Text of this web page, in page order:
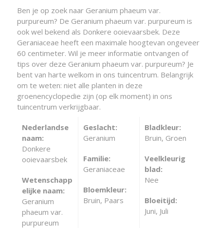
Ben je op zoek naar Geranium phaeum var.
purpureum? De Geranium phaeum var. purpureum is
ook wel bekend als Donkere ooievaarsbek. Deze
Geraniaceae heeft een maximale hoogtevan ongeveer
60 centimeter. Wil je meer informatie ontvangen of
tips over deze Geranium phaeum var. purpureum? Je
bent van harte welkom in ons tuincentrum. Belangrijk
om te weten: niet alle planten in deze
groenencyclopedie zijn (op elk moment) in ons
tuincentrum verkrijgbaar.
Nederlandse
naam:
Donkere
ooievaarsbek
Wetenschapp
elijke naam:
Geranium
phaeum var.
purpureum
Geslacht:
Geranium
Familie:
Geraniaceae
Bloemkleur:
Bruin, Paars
Bladkleur:
Bruin, Groen
Veelkleurig
blad:
Nee
Bloeitijd:
Juni, Juli